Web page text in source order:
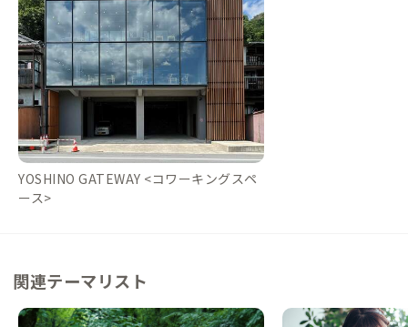
YOSHINO GATEWAY <コワーキングスペ
ース>
関連テーマリスト